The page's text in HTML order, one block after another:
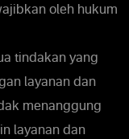
oleh hukum
tindakan yang
layanan dan
menanggung
layanan dan